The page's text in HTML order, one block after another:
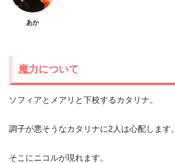
あか
魔力について
ソフィアとメアリと下校するカタリナ。
調子が悪そうなカタリナに2人は心配します。
そこにニコルが現れます。